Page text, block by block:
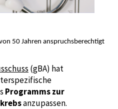
50 Jahren anspruchsberechtigt
(gBA) hat
Programms zur
anzupassen.